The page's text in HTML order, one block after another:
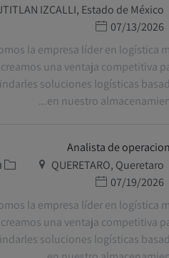
מיקום
IZCALLI, Estado de México
תאריך פרסום
07/13/2026
la empresa líder en logística
una ventaja competitiva
soluciones logísticas
en nuestro
Analista de
מיקום
QUERETARO, Queretaro
תאריך פרסום
07/19/2026
la empresa líder en logística
una ventaja competitiva
soluciones logísticas